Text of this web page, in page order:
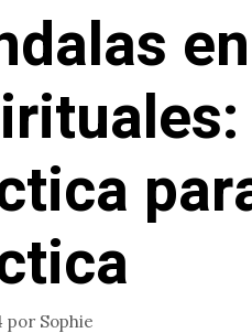
por Sophie